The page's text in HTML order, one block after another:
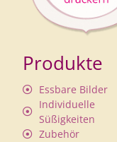
Produkte
Essbare Bilder
Individuelle
Süßigkeiten
Zubehör